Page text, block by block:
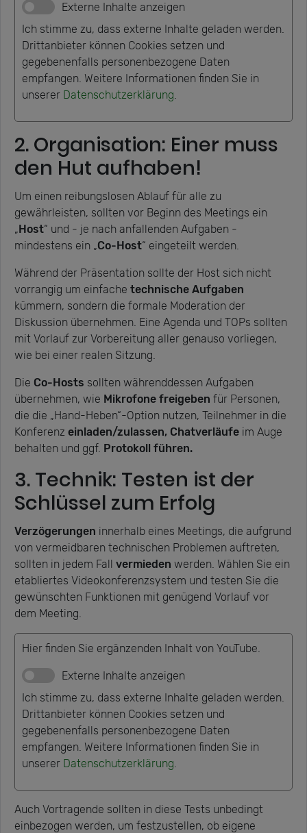
Externe Inhalte anzeigen
Ich stimme zu, dass externe Inhalte geladen werden.
Drittanbieter können Cookies setzen und
gegebenenfalls personenbezogene Daten
empfangen. Weitere Informationen finden Sie in
unserer Datenschutzerklärung.
2. Organisation: Einer muss
den Hut aufhaben!
Um einen reibungslosen Ablauf für alle zu
gewährleisten, sollten vor Beginn des Meetings ein
„Host“ und - je nach anfallenden Aufgaben -
mindestens ein „Co-Host“ eingeteilt werden.
Während der Präsentation sollte der Host sich nicht
vorrangig um einfache technische Aufgaben
kümmern, sondern die formale Moderation der
Diskussion übernehmen. Eine Agenda und TOPs sollten
mit Vorlauf zur Vorbereitung aller genauso vorliegen,
wie bei einer realen Sitzung.
Die Co-Hosts sollten währenddessen Aufgaben
übernehmen, wie Mikrofone freigeben für Personen,
die die „Hand-Heben“-Option nutzen, Teilnehmer in die
Konferenz einladen/zulassen, Chatverläufe im Auge
behalten und ggf. Protokoll führen.
3. Technik: Testen ist der
Schlüssel zum Erfolg
Verzögerungen innerhalb eines Meetings, die aufgrund
von vermeidbaren technischen Problemen auftreten,
sollten in jedem Fall vermieden werden. Wählen Sie ein
etabliertes Videokonferenzsystem und testen Sie die
gewünschten Funktionen mit genügend Vorlauf vor
dem Meeting.
Hier finden Sie ergänzenden Inhalt von YouTube.
Externe Inhalte anzeigen
Ich stimme zu, dass externe Inhalte geladen werden.
Drittanbieter können Cookies setzen und
gegebenenfalls personenbezogene Daten
empfangen. Weitere Informationen finden Sie in
unserer Datenschutzerklärung
Auch Vortragende sollten in diese Tests unbedingt
einbezogen werden, um festzustellen, ob eigene